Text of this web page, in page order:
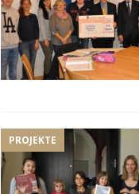
PROJEKTE